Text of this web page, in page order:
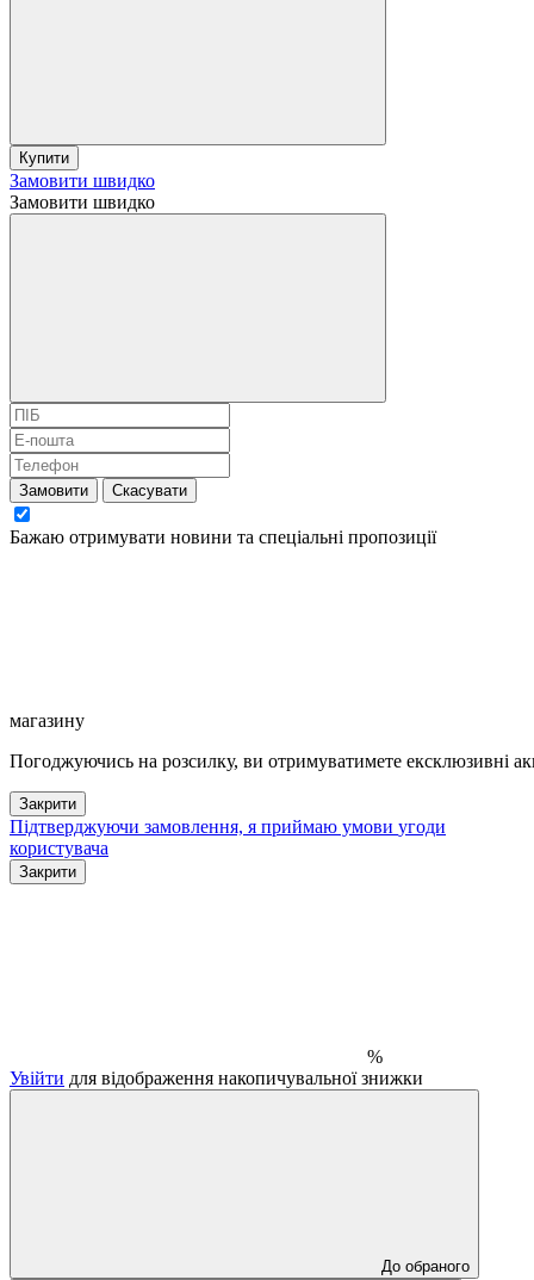
Купити
Замовити швидко
Замовити швидко
Замовити Скасувати
Бажаю отримувати новини та спеціальні пропозиції
магазину
Погоджуючись на розсилку, ви отримуватимете ексклюзивні
Закрити
Підтверджуючи замовлення, я приймаю умови угоди
користувача
Закрити
%
Увійти для відображення накопичувальної знижки
До обраного